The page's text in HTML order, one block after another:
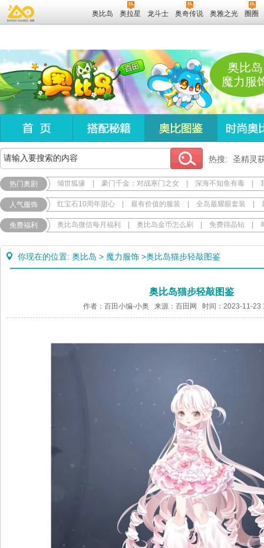
奥比岛 奥拉星 龙斗士 奥奇传说 奥雅之光 圈圈
奥比岛
魔力服
热搜: 圣精灵
热门奥剧 倾世狐缘 豪门千金：对战寒门之女 深海不知鱼有毒
人气服饰 红宝石10周年甜心 最有价值的服装 全岛最耀眼套装
免费福利 奥比岛微信每月福利 奥比岛金币怎么刷 免费得晶钻
你现在的位置: 奥比岛 > 魔力服饰 >奥比岛猫步轻敲图鉴
奥比岛猫步轻敲图鉴
作者：百田小编-小奥 来源：百田网 时间：2023-11-